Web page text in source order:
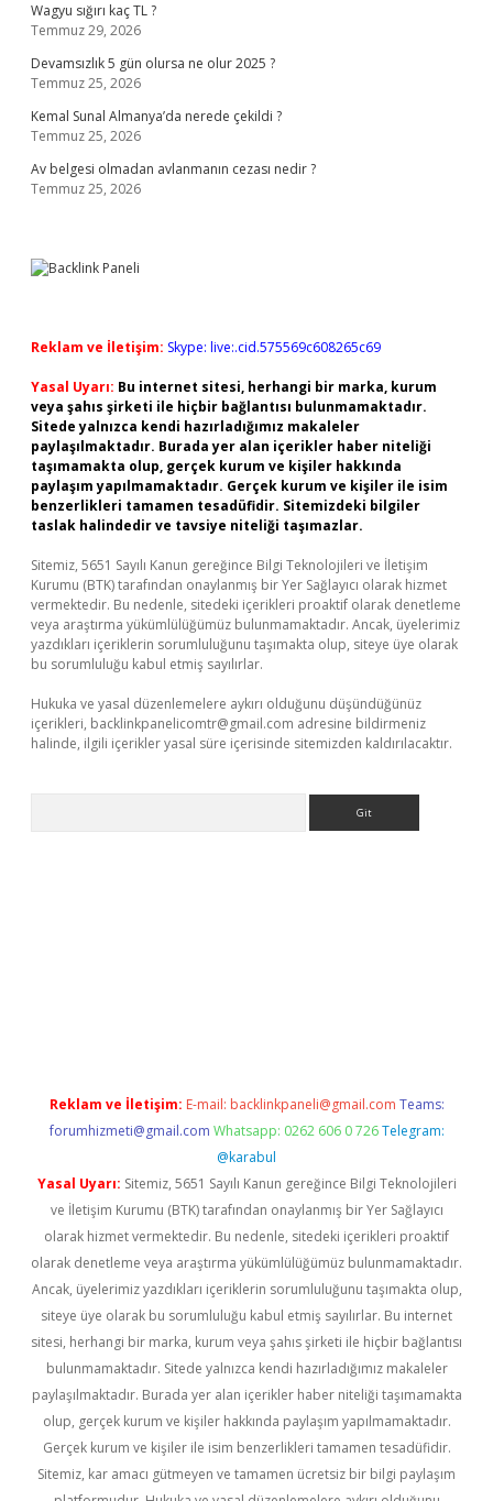
Wagyu sığırı kaç TL ?
Temmuz 29, 2026
Devamsızlık 5 gün olursa ne olur 2025 ?
Temmuz 25, 2026
Kemal Sunal Almanya’da nerede çekildi ?
Temmuz 25, 2026
Av belgesi olmadan avlanmanın cezası nedir ?
Temmuz 25, 2026
Reklam ve İletişim: Skype: live:.cid.575569c608265c69
Yasal Uyarı: Bu internet sitesi, herhangi bir marka, kurum
veya şahıs şirketi ile hiçbir bağlantısı bulunmamaktadır.
Sitede yalnızca kendi hazırladığımız makaleler
paylaşılmaktadır. Burada yer alan içerikler haber niteliği
taşımamakta olup, gerçek kurum ve kişiler hakkında
paylaşım yapılmamaktadır. Gerçek kurum ve kişiler ile isim
benzerlikleri tamamen tesadüfidir. Sitemizdeki bilgiler
taslak halindedir ve tavsiye niteliği taşımazlar.
Sitemiz, 5651 Sayılı Kanun gereğince Bilgi Teknolojileri ve İletişim
Kurumu (BTK) tarafından onaylanmış bir Yer Sağlayıcı olarak hizmet
vermektedir. Bu nedenle, sitedeki içerikleri proaktif olarak denetleme
veya araştırma yükümlülüğümüz bulunmamaktadır. Ancak, üyelerimiz
yazdıkları içeriklerin sorumluluğunu taşımakta olup, siteye üye olarak
bu sorumluluğu kabul etmiş sayılırlar.
Hukuka ve yasal düzenlemelere aykırı olduğunu düşündüğünüz
içerikleri, backlinkpanelicomtr@gmail.com adresine bildirmeniz
halinde, ilgili içerikler yasal süre içerisinde sitemizden kaldırılacaktır.
Reklam ve İletişim: E-mail: backlinkpaneli@gmail.com Teams:
forumhizmeti@gmail.com Whatsapp: 0262 606 0 726 Telegram:
@karabul
Yasal Uyarı: Sitemiz, 5651 Sayılı Kanun gereğince Bilgi Teknolojileri
ve İletişim Kurumu (BTK) tarafından onaylanmış bir Yer Sağlayıcı
olarak hizmet vermektedir. Bu nedenle, sitedeki içerikleri proaktif
olarak denetleme veya araştırma yükümlülüğümüz bulunmamaktadır.
Ancak, üyelerimiz yazdıkları içeriklerin sorumluluğunu taşımakta olup,
siteye üye olarak bu sorumluluğu kabul etmiş sayılırlar. Bu internet
sitesi, herhangi bir marka, kurum veya şahıs şirketi ile hiçbir bağlantısı
bulunmamaktadır. Sitede yalnızca kendi hazırladığımız makaleler
paylaşılmaktadır. Burada yer alan içerikler haber niteliği taşımamakta
olup, gerçek kurum ve kişiler hakkında paylaşım yapılmamaktadır.
Gerçek kurum ve kişiler ile isim benzerlikleri tamamen tesadüfidir.
Sitemiz, kar amacı gütmeyen ve tamamen ücretsiz bir bilgi paylaşım